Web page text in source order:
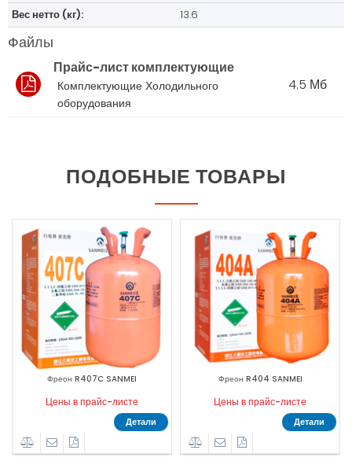
Вес нетто (кг):
13.6
Файлы
Прайс-лист комплектующие
Комплектующие Холодильного
оборудования
4.5 Мб
ПОДОБНЫЕ ТОВАРЫ
Фреон R407C SANMEI
Цены в прайс-листе
Детали
Фреон R404 SANMEI
Цены в прайс-листе
Детали